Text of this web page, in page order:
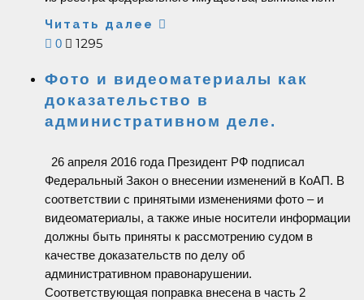
Читать далее
0 1295
Фото и видеоматериалы как
доказательство в
административном деле.
26 апреля 2016 года Президент РФ подписал
Федеральный Закон о внесении изменений в КоАП. В
соответствии с принятыми изменениями фото – и
видеоматериалы, а также иные носители информации
должны быть приняты к рассмотрению судом в
качестве доказательств по делу об
административном правонарушении.
Соответствующая поправка внесена в часть 2